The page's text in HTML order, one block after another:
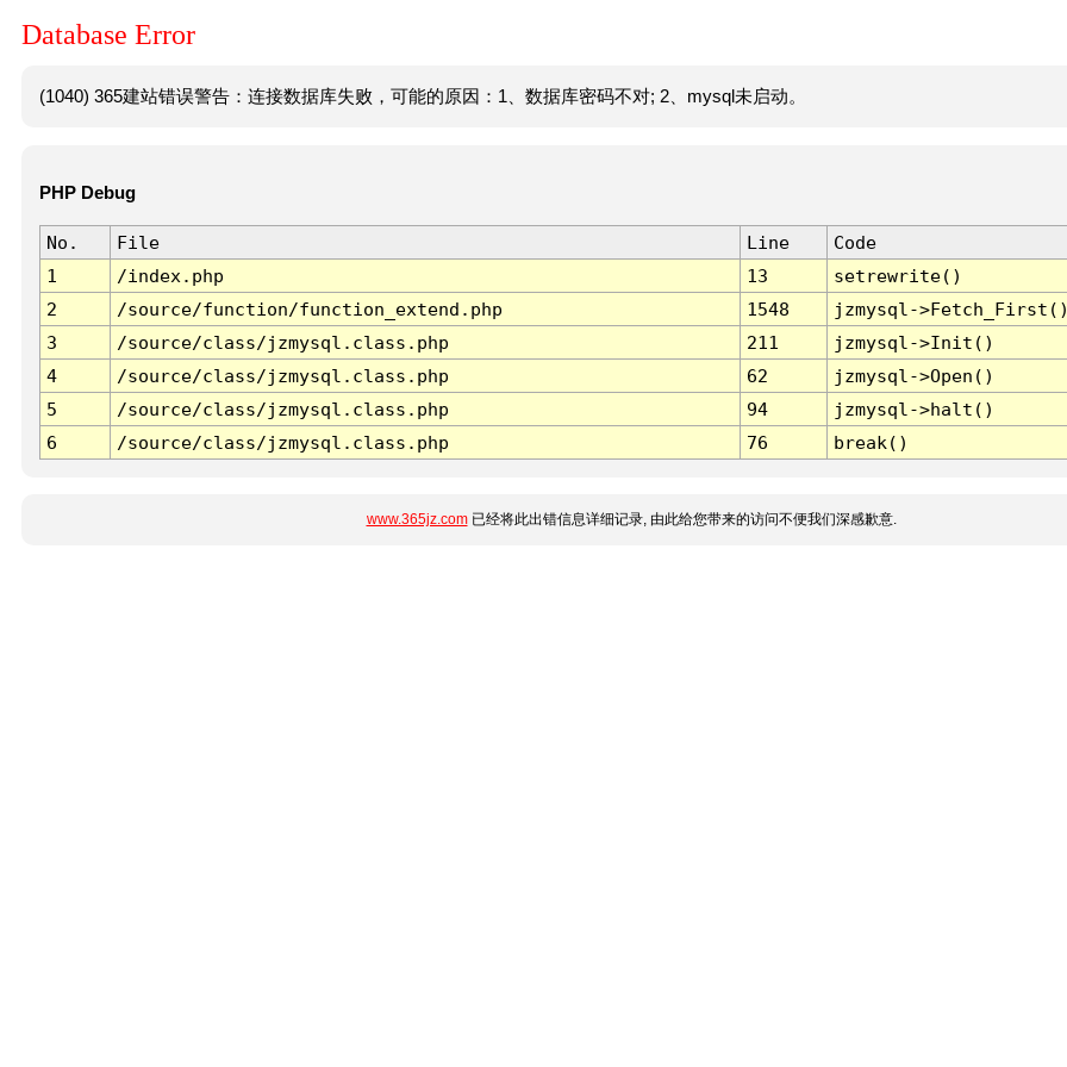
Database Error
(1040) 365建站错误警告：连接数据库失败，可能的原因：1、数据库密码不对; 2、mysql未启动。
PHP Debug
No. File Line
Code
1
/index.php 13
setrewrite()
2
/source/function/function_extend.php 1548
jzmysql-
3
/source/class/jzmysql.class.php 211
jzmysql->Init()
4
/source/class/jzmysql.class.php 62
jzmysql->Open()
5
/source/class/jzmysql.class.php 94
jzmysql->halt()
6
/source/class/jzmysql.class.php 76 break()
www.365jz.com已经将此出错信息详细记录, 由此给您带来的访问不便我们深感歉意.